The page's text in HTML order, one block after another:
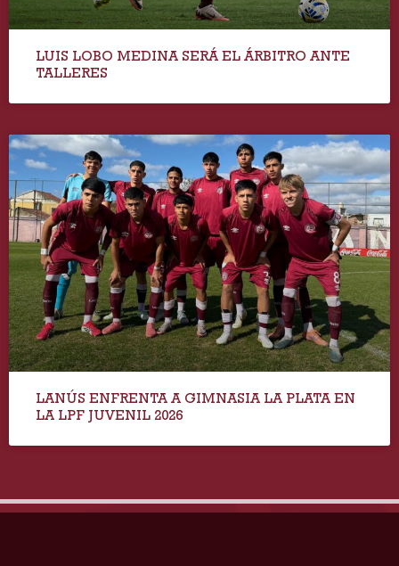
LUIS LOBO MEDINA SERÁ EL ÁRBITRO ANTE
TALLERES
LANÚS ENFRENTA A GIMNASIA LA PLATA EN
LA LPF JUVENIL 2026